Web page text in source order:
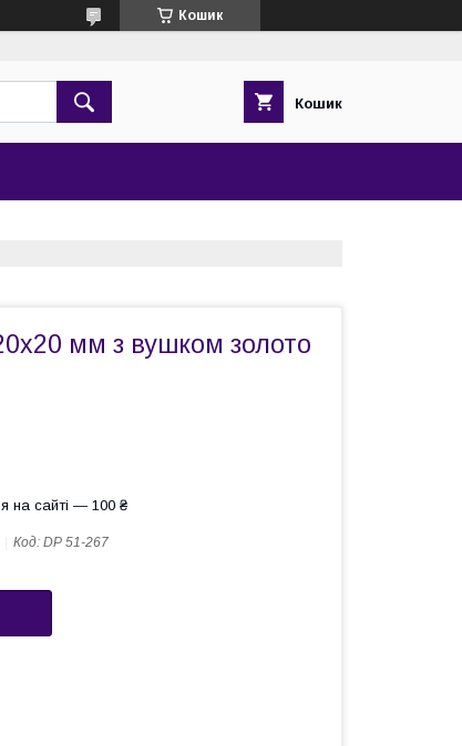
Кошик
Кошик
мм з вушком золото
на сайті — 100 ₴
Код: DP 51-267